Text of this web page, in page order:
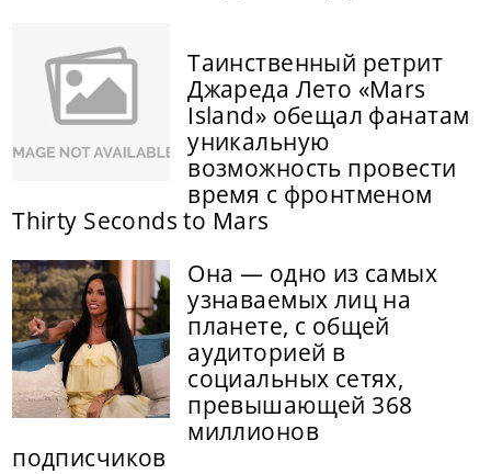
Таинственный ретрит
Джареда Лето «Mars
Island» обещал фанатам
уникальную
возможность провести
время с фронтменом
Thirty Seconds to Mars
Она — одно из самых
узнаваемых лиц на
планете, с общей
аудиторией в
социальных сетях,
превышающей 368
миллионов
подписчиков